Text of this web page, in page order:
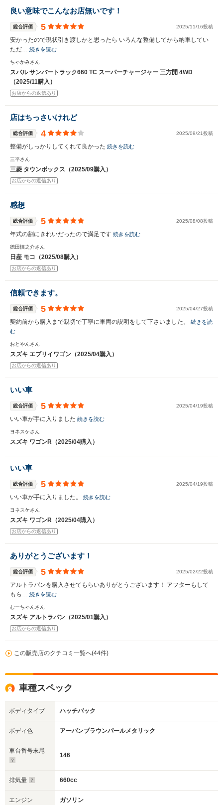
良い意味でこんなお店無いです！
総合評価 5 2025/11/16投稿
安かったので現状引き渡しかと思ったら いろんな整備してから納車してい
ただ… 続きを読む
ちゃかみさん
スバル サンバートラック660 TC スーパーチャージャー 三方開 4WD
（2025/11購入）
お店からの返信あり
店はちっさいけれど
総合評価 4 2025/09/21投稿
整備がしっかりしてくれて良かった 続きを読む
三平さん
三菱 タウンボックス（2025/09購入）
お店からの返信あり
感想
総合評価 5 2025/08/08投稿
年式の割にきれいだったので満足です 続きを読む
徳田慎之介さん
日産 モコ（2025/08購入）
お店からの返信あり
信頼できます。
総合評価 5 2025/04/27投稿
契約前から購入まで親切で丁寧に車両の説明をして下さいました。 続きを読
む
おとやんさん
スズキ エブリイワゴン（2025/04購入）
お店からの返信あり
いい車
総合評価 5 2025/04/19投稿
いい車が手に入りました 続きを読む
ヨネスケさん
スズキ ワゴンR（2025/04購入）
いい車
総合評価 5 2025/04/19投稿
いい車が手に入りました。 続きを読む
ヨネスケさん
スズキ ワゴンR（2025/04購入）
お店からの返信あり
ありがとうございます！
総合評価 5 2025/02/22投稿
アルトラパンを購入させてもらいありがとうございます！ アフターもして
もら… 続きを読む
むーちゃんさん
スズキ アルトラパン（2025/01購入）
お店からの返信あり
この販売店のクチコミ一覧へ(44件)
車種スペック
ボディタイプ ハッチバック
ボディ色 アーバンブラウンパールメタリック
車台番号末尾
146
排気量 660cc
エンジン ガソリン